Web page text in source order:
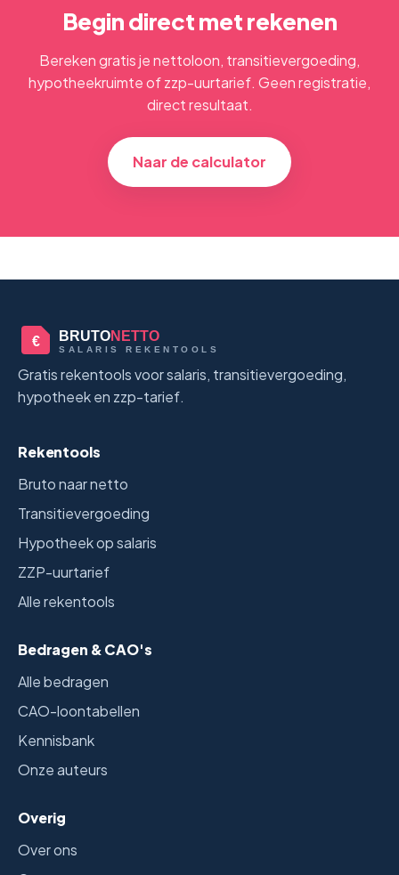
Begin direct met rekenen
Bereken gratis je nettoloon, transitievergoeding,
hypotheekruimte of zzp-uurtarief. Geen registratie,
direct resultaat.
Naar de calculator
€ BRUTONETTO
SALARIS REKENTOOLS
Gratis rekentools voor salaris, transitievergoeding,
hypotheek en zzp-tarief.
Rekentools
Bruto naar netto
Transitievergoeding
Hypotheek op salaris
ZZP-uurtarief
Alle rekentools
Bedragen & CAO's
Alle bedragen
CAO-loontabellen
Kennisbank
Onze auteurs
Overig
Over ons